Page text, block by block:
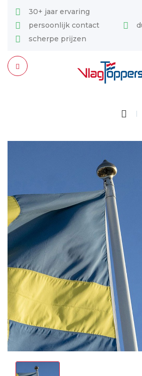
30+ jaar ervaring
persoonlijk contact
scherpe prijzen